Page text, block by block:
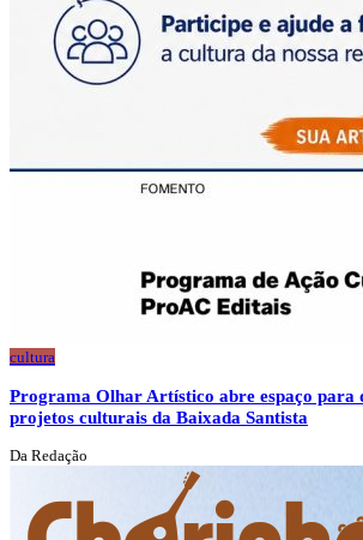
cultura
Programa Olhar Artístico abre espaço para
projetos culturais da Baixada Santista
Da Redação